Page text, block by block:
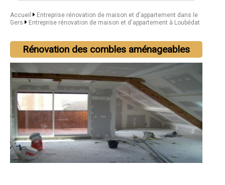
Accueil
Entreprise rénovation de maison et d'appartement dans le
Gers
Entreprise rénovation de maison et d'appartement à Loubédat
Rénovation des combles aménageables